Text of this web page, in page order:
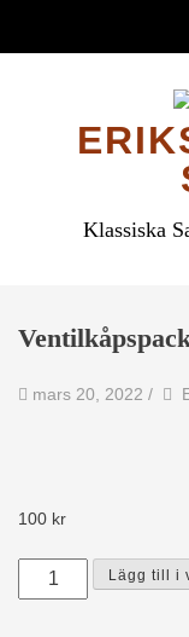
Klassiska
mars 20, 2022 / av
100 kr
8811077
Lägg till i